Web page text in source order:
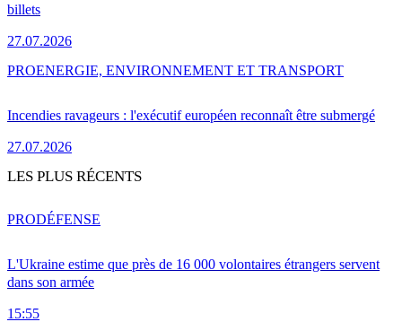
billets
27.07.2026
Incendies ravageurs : l'exécutif européen reconnaît être submergé
27.07.2026
PROENERGIE, ENVIRONNEMENT ET TRANSPORT
LES PLUS RÉCENTS
L'Ukraine estime que près de 16 000 volontaires étrangers servent
dans son armée
15:55
PRODÉFENSE